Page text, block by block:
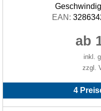
EAN:
ab
inkl.
zzgl.
4